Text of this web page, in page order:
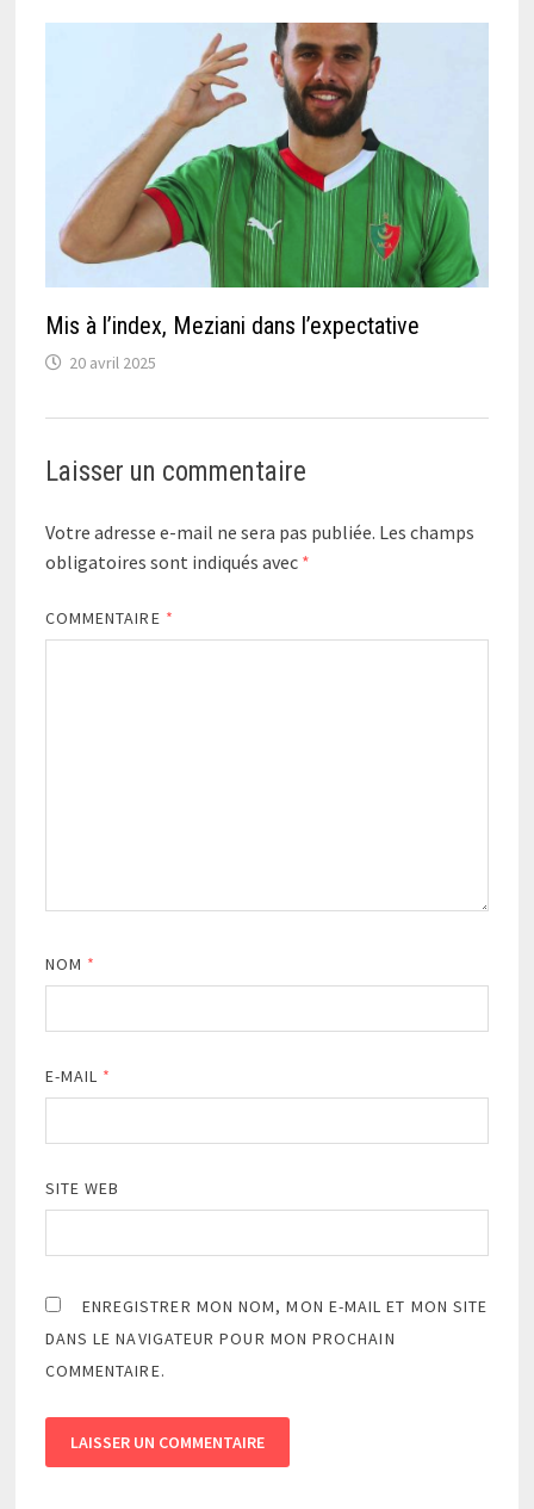
Mis à l’index, Meziani dans l’expectative
20 avril 2025
Laisser un commentaire
Votre adresse e-mail ne sera pas publiée. Les champs
obligatoires sont indiqués avec *
COMMENTAIRE *
NOM *
E-MAIL *
SITE WEB
ENREGISTRER MON NOM, MON E-MAIL ET MON SITE
DANS LE NAVIGATEUR POUR MON PROCHAIN
COMMENTAIRE.